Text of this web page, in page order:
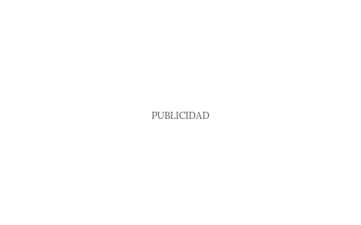
PUBLICIDAD